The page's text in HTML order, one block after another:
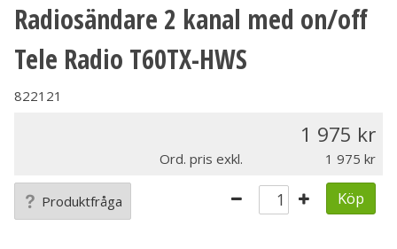
Radiosändare 2 kanal med on/off
Tele Radio T60TX-HWS
822121
1 975
Ord. pris exkl. 1 975
Produktfråga Köp